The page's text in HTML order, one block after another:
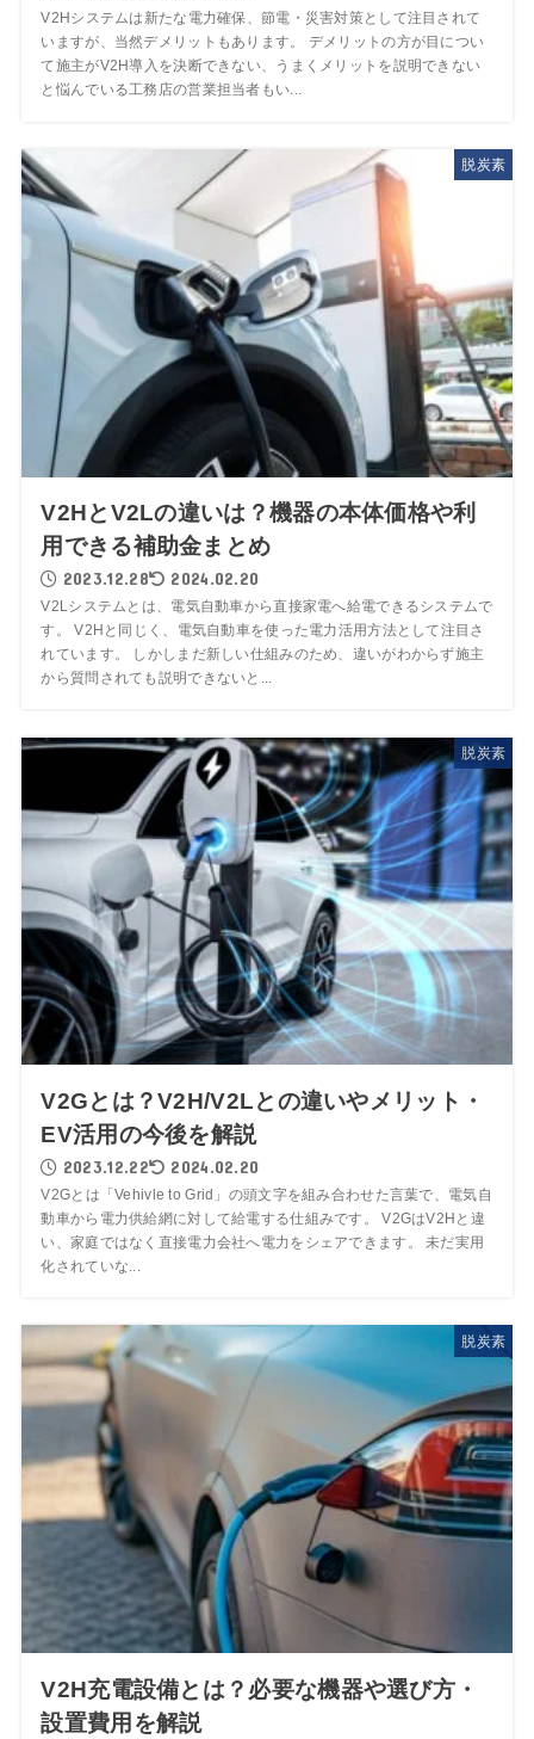
V2Hシステムは新たな電力確保、節電・災害対策として注目されて
いますが、当然デメリットもあります。 デメリットの方が目につい
て施主がV2H導入を決断できない、うまくメリットを説明できない
と悩んでいる工務店の営業担当者もい...
脱炭素
V2HとV2Lの違いは？機器の本体価格や利
用できる補助金まとめ
2023.12.28 2024.02.20
V2Lシステムとは、電気自動車から直接家電へ給電できるシステムで
す。 V2Hと同じく、電気自動車を使った電力活用方法として注目さ
れています。 しかしまだ新しい仕組みのため、違いがわからず施主
から質問されても説明できないと...
脱炭素
V2Gとは？V2H/V2Lとの違いやメリット・
EV活用の今後を解説
2023.12.22 2024.02.20
V2Gとは「Vehivle to Grid」の頭文字を組み合わせた言葉で、電気自
動車から電力供給網に対して給電する仕組みです。 V2GはV2Hと違
い、家庭ではなく直接電力会社へ電力をシェアできます。 未だ実用
化されていな...
脱炭素
V2H充電設備とは？必要な機器や選び方・
設置費用を解説